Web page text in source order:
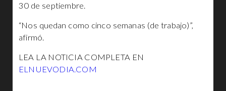
30 de septiembre.
“Nos quedan como cinco semanas (de trabajo)”,
afirmó.
LEA LA NOTICIA COMPLETA EN
ELNUEVODIA.COM